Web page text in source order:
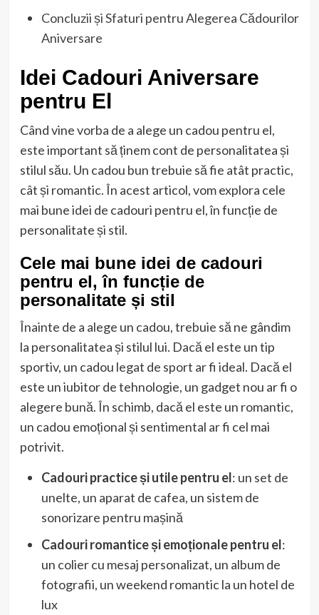
Concluzii și Sfaturi pentru Alegerea Cădourilor
Aniversare
Idei Cadouri Aniversare
pentru El
Când vine vorba de a alege un cadou pentru el,
este important să ținem cont de personalitatea și
stilul său. Un cadou bun trebuie să fie atât practic,
cât și romantic. În acest articol, vom explora cele
mai bune idei de cadouri pentru el, în funcție de
personalitate și stil.
Cele mai bune idei de cadouri
pentru el, în funcție de
personalitate și stil
Înainte de a alege un cadou, trebuie să ne gândim
la personalitatea și stilul lui. Dacă el este un tip
sportiv, un cadou legat de sport ar fi ideal. Dacă el
este un iubitor de tehnologie, un gadget nou ar fi o
alegere bună. În schimb, dacă el este un romantic,
un cadou emoțional și sentimental ar fi cel mai
potrivit.
Cadouri practice și utile pentru el: un set de
unelte, un aparat de cafea, un sistem de
sonorizare pentru mașină
Cadouri romantice și emoționale pentru el:
un colier cu mesaj personalizat, un album de
fotografii, un weekend romantic la un hotel de
lux